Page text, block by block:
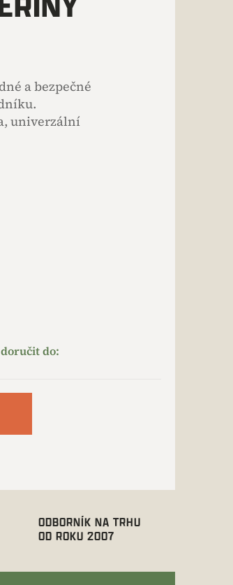
a bezpečné
univerzální
ODBORNÍK NA TRHU
OD ROKU 2007